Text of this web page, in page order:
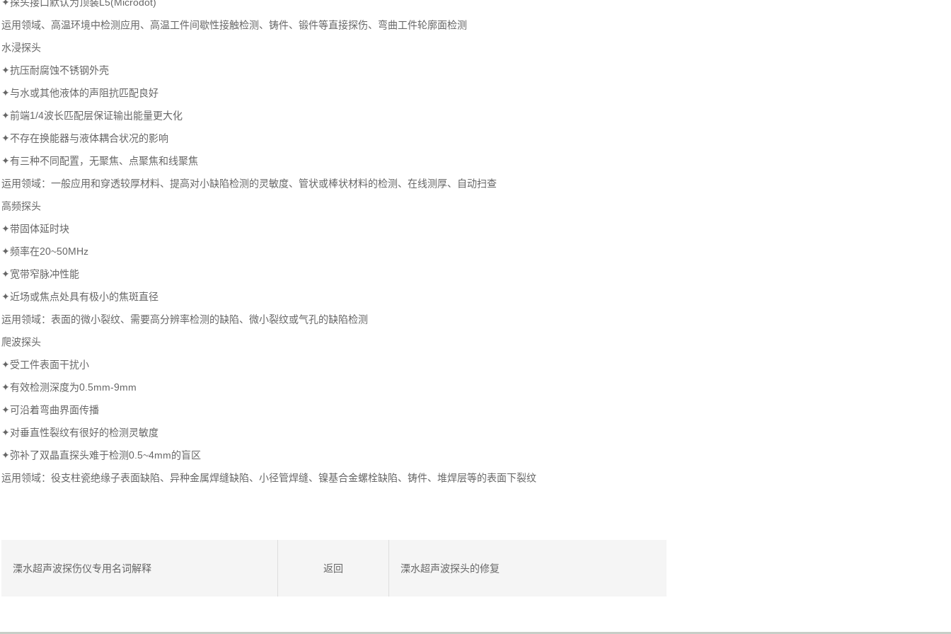
运用领域、高温环境中检测应用、高温工件间歇性接触检测、铸件、锻件等直接探伤、弯曲工件轮廓面检测
水浸探头
✦抗压耐腐蚀不锈钢外壳
✦与水或其他液体的声阻抗匹配良好
✦前端1/4波长匹配层保证输出能量更大化
✦不存在换能器与液体耦合状况的影响
✦有三种不同配置，无聚焦、点聚焦和线聚焦
运用领域：一般应用和穿透较厚材料、提高对小缺陷检测的灵敏度、管状或棒状材料的检测、在线测厚、自动扫查
高频探头
✦带固体延时块
✦频率在20~50MHz
✦宽带窄脉冲性能
✦近场或焦点处具有极小的焦斑直径
运用领域：表面的微小裂纹、需要高分辨率检测的缺陷、微小裂纹或气孔的缺陷检测
爬波探头
✦受工件表面干扰小
✦有效检测深度为0.5mm-9mm
✦可沿着弯曲界面传播
✦对垂直性裂纹有很好的检测灵敏度
✦弥补了双晶直探头难于检测0.5~4mm的盲区
运用领域：役支柱瓷绝缘子表面缺陷、异种金属焊缝缺陷、小径管焊缝、镍基合金螺栓缺陷、铸件、堆焊层等的表面下裂纹
溧水超声波探伤仪专用名词解释 返回 溧水超声波探头的修复